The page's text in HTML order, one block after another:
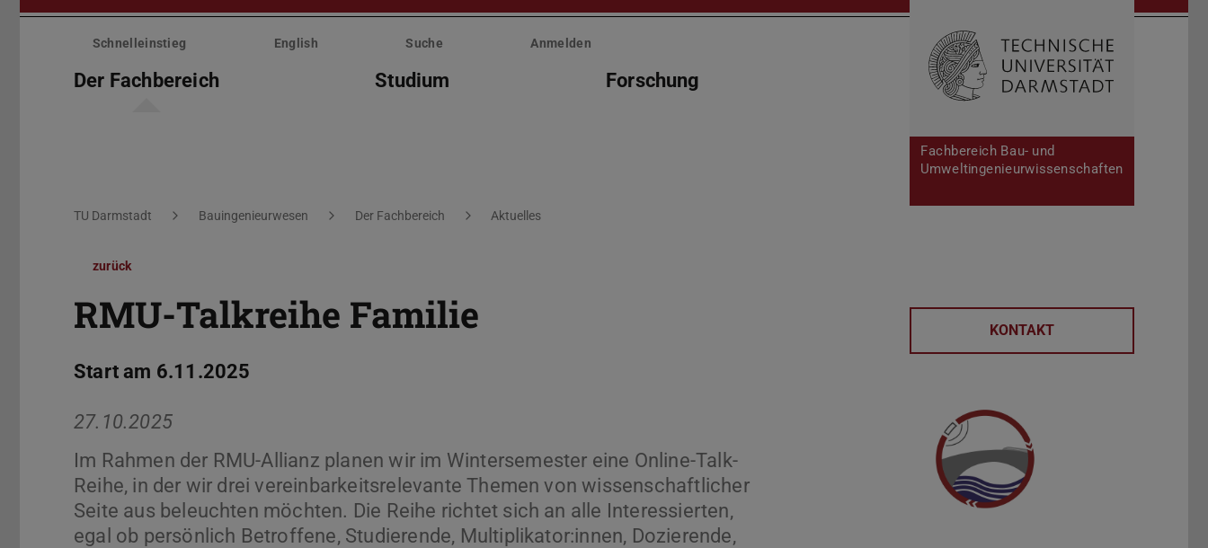
Menü
überspringen
Fachbereich Bau- und
Umweltingenieurwissenschaften
Schnelleinstieg English Suche Anmelden
Der Fachbereich Studium Forschung Suche öffnen
Sie befinden sich hier:
TU Darmstadt Bauingenieurwesen Der Fachbereich Aktuelles
zurück
RMU-Talkreihe Familie
Start am 6.11.2025
27.10.2025
Im Rahmen der RMU-Allianz planen wir im Wintersemester eine Online-Talk-
Reihe, in der wir drei vereinbarkeitsrelevante Themen von wissenschaftlicher
Seite aus beleuchten möchten. Die Reihe richtet sich an alle Interessierten,
egal ob persönlich Betroffene, Studierende, Multiplikator:innen, Dozierende,
KONTAKT